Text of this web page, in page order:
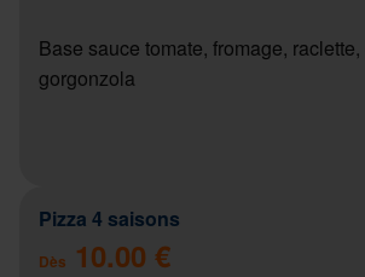
Base sauce tomate, fromage,
gorgonzola
Pizza 4 saisons
Dès 10.00 €